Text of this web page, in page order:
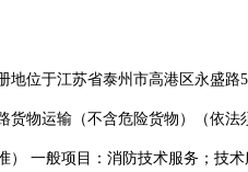
地位于江苏省泰州市高港区永盛路
物运输（不含危险货物）（依法
一般项目：消防技术服务；技